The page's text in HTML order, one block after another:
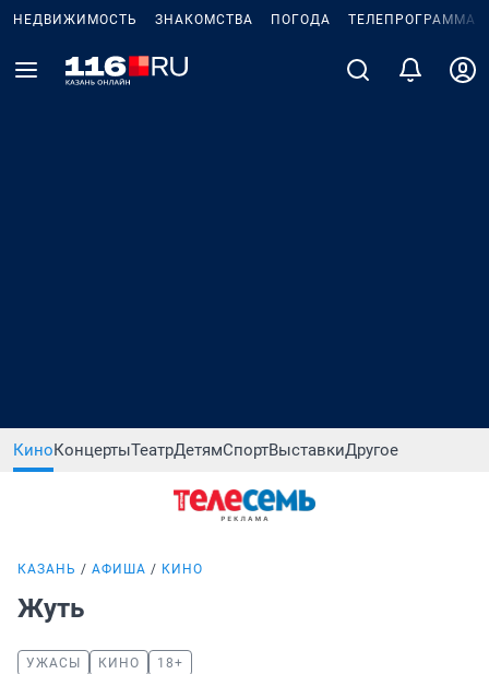
НЕДВИЖИМОСТЬ ЗНАКОМСТВА ПОГОДА ТЕЛЕПРОГРАММА
КиноКонцертыТеатрДетямСпортВыставкиДругое
КАЗАНЬ АФИША КИНО
Жуть
УЖАСЫ КИНО 18+